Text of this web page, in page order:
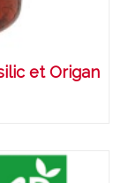
et Origan